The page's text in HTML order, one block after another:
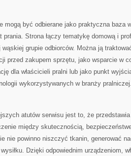
mogą być odbierane jako praktyczna baza
prania. Strona łączy tematykę domową i
grupie odbiorców. Można ją
przed zakupem sprzętu, jako wsparcie w
dla właścicieli pralni lub jako punkt
wykorzystywanych w branży
atutów serwisu jest to, że
między skutecznością,
nie powinno niszczyć tkanin, generować
Dzięki odpowiednim urządzeniom,